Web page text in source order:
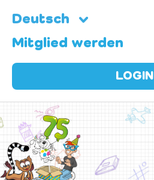
Deutsch
Mitglied werden
LOGIN